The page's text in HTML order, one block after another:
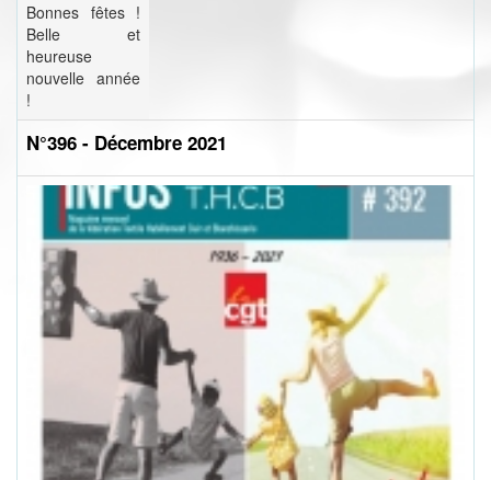
Bonnes fêtes !
Belle et
heureuse
nouvelle année
!
N°396 - Décembre 2021